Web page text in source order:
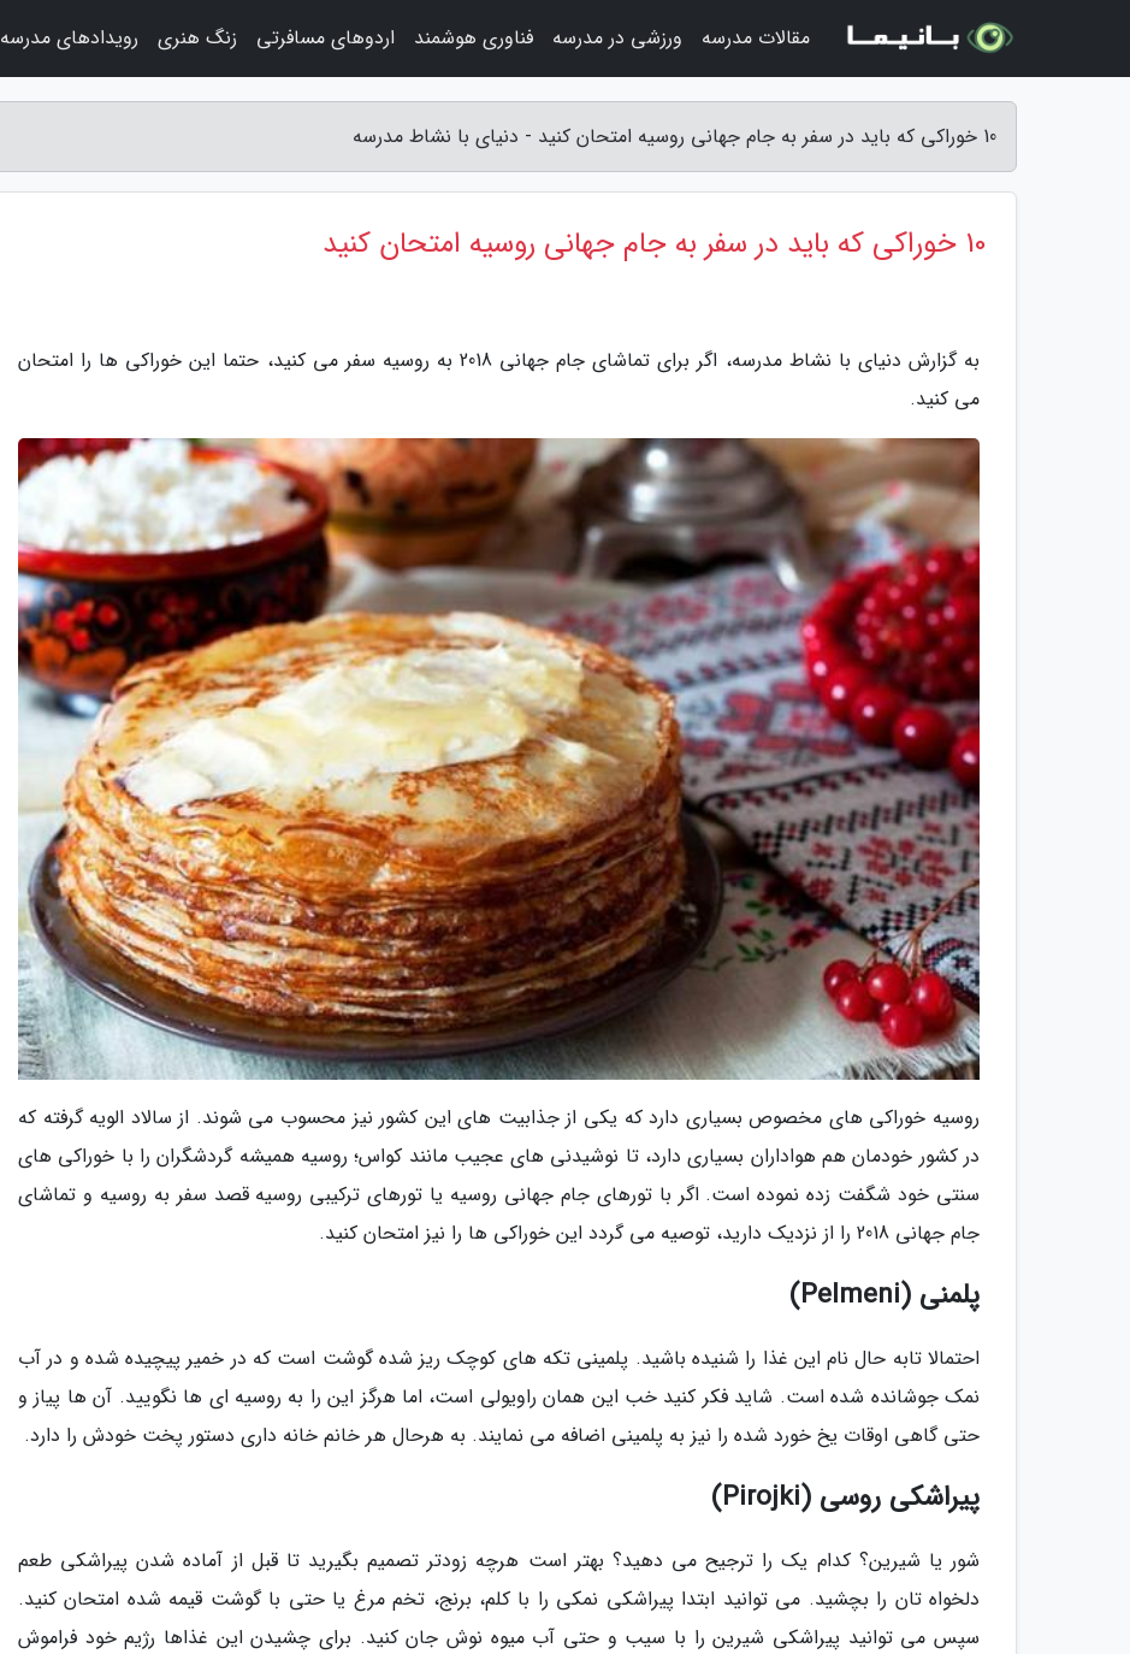
10 خوراکی که باید در سفر به جام جهانی روسیه امتحان کنید - دنیای با نشاط مدرسه
10 خوراکی که باید در سفر به جام جهانی روسیه امتحان کنید
به گزارش دنیای با نشاط مدرسه، اگر برای تماشای جام جهانی 2018 به روسیه سفر می کنید، حتما این خوراکی ها را امتحان
می کنید.
روسیه خوراکی های مخصوص بسیاری دارد که یکی از جذابیت های این کشور نیز محسوب می شوند. از سالاد الویه گرفته که
در کشور خودمان هم هواداران بسیاری دارد، تا نوشیدنی های عجیب مانند کواس؛ روسیه همیشه گردشگران را با خوراکی های
سنتی خود شگفت زده نموده است. اگر با تورهای جام جهانی روسیه یا تورهای ترکیبی روسیه قصد سفر به روسیه و تماشای
جام جهانی 2018 را از نزدیک دارید، توصیه می گردد این خوراکی ها را نیز امتحان کنید.
پلمنی (Pelmeni)
احتمالا تابه حال نام این غذا را شنیده باشید. پلمینی تکه های کوچک ریز شده گوشت است که در خمیر پیچیده شده و در آب
نمک جوشانده شده است. شاید فکر کنید خب این همان راویولی است، اما هرگز این را به روسیه ای ها نگویید. آن ها پیاز و
حتی گاهی اوقات یخ خورد شده را نیز به پلمینی اضافه می نمایند. به هرحال هر خانم خانه داری دستور پخت خودش را دارد.
پیراشکی روسی (Pirojki)
شور یا شیرین؟ کدام یک را ترجیح می دهید؟ بهتر است هرچه زودتر تصمیم بگیرید تا قبل از آماده شدن پیراشکی طعم
دلخواه تان را بچشید. می توانید ابتدا پیراشکی نمکی را با کلم، برنج، تخم مرغ یا حتی با گوشت قیمه شده امتحان کنید.
سپس می توانید پیراشکی شیرین را با سیب و حتی آب میوه نوش جان کنید. برای چشیدن این غذاها رژیم خود فراموش
مقالات مدرسه ورزشی در مدرسه فناوری هوشمند اردوهای مسافرتی زنگ هنری رویدادهای مدرسه